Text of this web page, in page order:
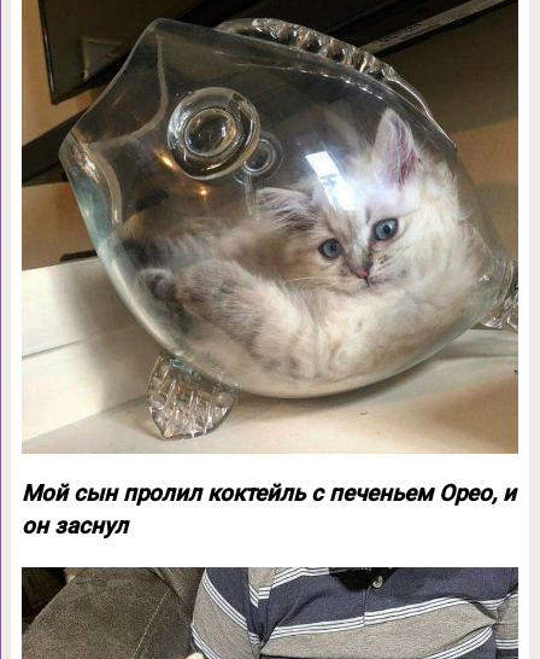
Мой сын пролил коктейль с печеньем Орео, и
он заснул